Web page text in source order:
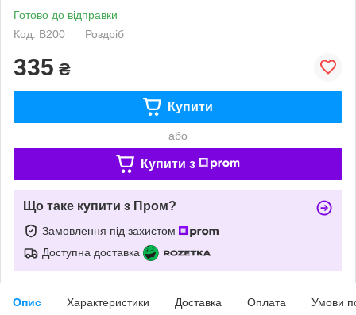
Готово до відправки
Код: B200
Роздріб
335 ₴
Купити
або
Купити з
Що таке купити з Пром?
Замовлення під захистом
Доступна доставка
Опис Характеристики Доставка Оплата Умови